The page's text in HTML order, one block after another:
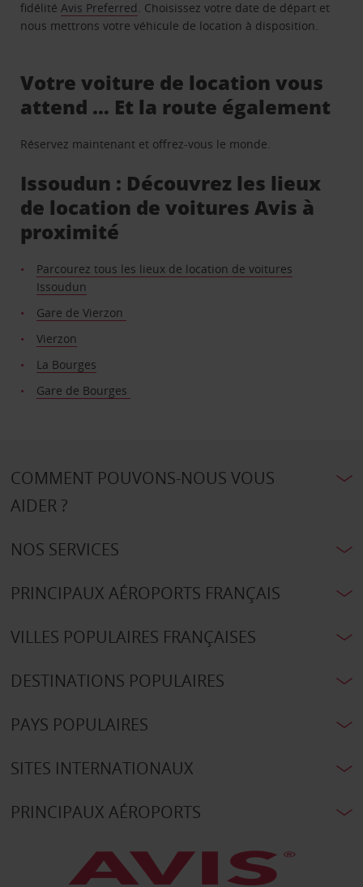
fidélitéAvis Preferred. Choisissez votre date de départ et
nous mettrons votre véhicule de location à disposition.
Votre voiture de location vous
attend … Et la route également
Réservez maintenant et offrez-vous le monde.
Issoudun : Découvrez les lieux
de location de voitures Avis à
proximité
Parcourez tous les lieux de location de voitures
Issoudun
Gare de Vierzon
Vierzon
La Bourges
Gare de Bourges
COMMENT POUVONS-NOUS VOUS
AIDER ?
NOS SERVICES
PRINCIPAUX AÉROPORTS FRANÇAIS
VILLES POPULAIRES FRANÇAISES
DESTINATIONS POPULAIRES
PAYS POPULAIRES
SITES INTERNATIONAUX
PRINCIPAUX AÉROPORTS